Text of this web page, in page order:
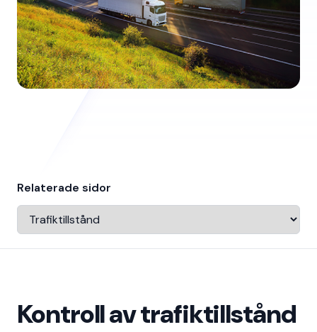
Relaterade sidor
Navigera till
Kontroll av trafiktillstånd